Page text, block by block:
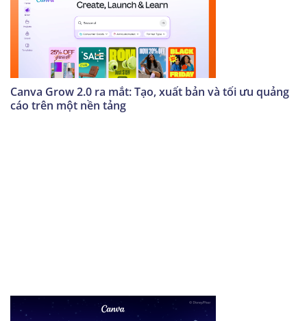
Canva Grow 2.0 ra mắt: Tạo, xuất bản và tối ưu quảng
cáo trên một nền tảng